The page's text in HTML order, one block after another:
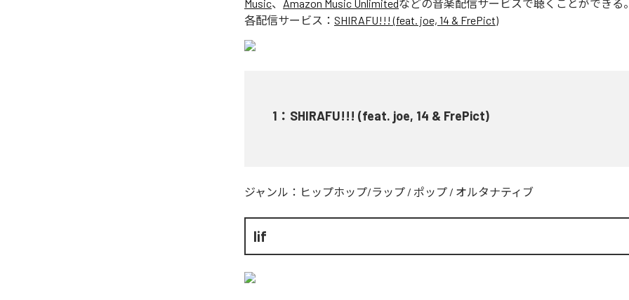
Music、 Amazon Music Unlimitedなどの音楽配信サービスで聴くことができる。
各配信サービス： SHIRAFU!!! (feat. joe, 14 & FrePict)
1 ： SHIRAFU!!! (feat. joe, 14 & FrePict)
ジャンル： ヒップホップ/ラップ / ポップ / オルタナティブ
lif